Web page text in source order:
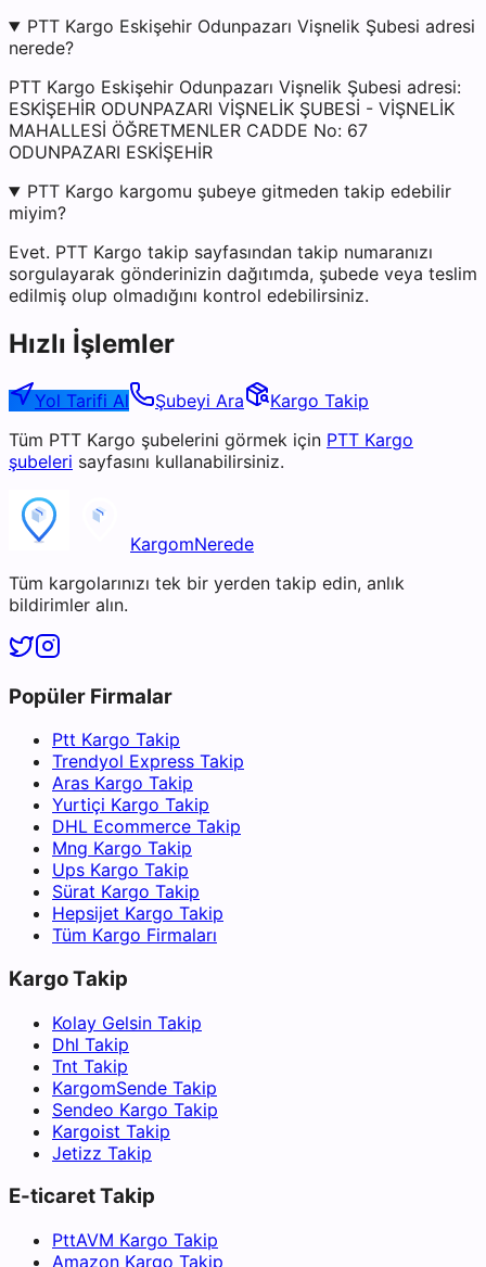
PTT Kargo Eskişehir Odunpazarı Vişnelik Şubesi adresi
nerede?
PTT Kargo Eskişehir Odunpazarı Vişnelik Şubesi adresi:
ESKİŞEHİR ODUNPAZARI VİŞNELİK ŞUBESİ - VİŞNELİK
MAHALLESİ ÖĞRETMENLER CADDE No: 67
ODUNPAZARI ESKİŞEHİR
PTT Kargo kargomu şubeye gitmeden takip edebilir
miyim?
Evet. PTT Kargo takip sayfasından takip numaranızı
sorgulayarak gönderinizin dağıtımda, şubede veya teslim
edilmiş olup olmadığını kontrol edebilirsiniz.
Hızlı İşlemler
Yol Tarifi Al Şubeyi Ara
Kargo Takip
Tüm PTT Kargo şubelerini görmek için PTT Kargo
şubeleri sayfasını kullanabilirsiniz.
KargomNerede
Tüm kargolarınızı tek bir yerden takip edin, anlık
bildirimler alın.
Popüler Firmalar
Ptt Kargo Takip
Trendyol Express Takip
Aras Kargo Takip
Yurtiçi Kargo Takip
DHL Ecommerce Takip
Mng Kargo Takip
Ups Kargo Takip
Sürat Kargo Takip
Hepsijet Kargo Takip
Tüm Kargo Firmaları
Kargo Takip
Kolay Gelsin Takip
Dhl Takip
Tnt Takip
KargomSende Takip
Sendeo Kargo Takip
Kargoist Takip
Jetizz Takip
E-ticaret Takip
PttAVM Kargo Takip
Amazon Kargo Takip